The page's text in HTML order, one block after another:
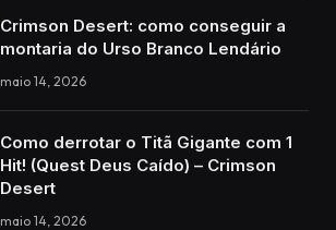
Crimson Desert: como conseguir a
montaria do Urso Branco Lendário
maio 14, 2026
Como derrotar o Titã Gigante com 1
Hit! (Quest Deus Caído) – Crimson
Desert
maio 14, 2026